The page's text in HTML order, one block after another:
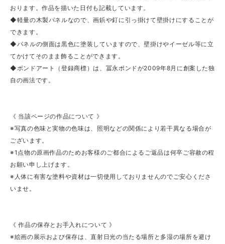
おります。作品を描いた日付も記載しています。
◆軽量の木製パネルなので、画鋲や釘に引っ掛けて壁掛けにすることが
できます。
◆パネルの側面は黒色に塗装していますので、壁掛けやイーゼル等に立
てかけてそのまま飾ることができます。
◆ボンドアート（登録商標）は、冨永ボンドが2009年8月に創案した独
自の画法です。
《 当該ページの作品について 》
※写真の色味と実物の色味は、照明などの関係により若干異なる場合が
ございます。
※1点物の原画作品のためお客様のご都合によるご返品は何卒ご容赦の程
お願い申し上げます。
※人体に有害な塗料や資材は一切使用しておりませんのでご安心くださ
いませ。
《 作品の保存とお手入れについて 》
※絵画の展示および保存は、直射日光の当たる場所と多湿の場所を避け